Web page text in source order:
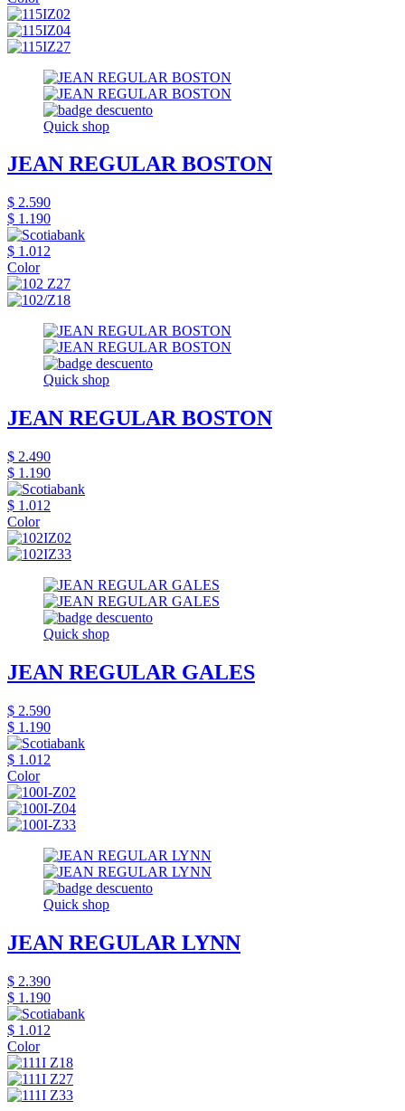
Quick shop
JEAN REGULAR BOSTON
$ 2.590
$ 1.190
$ 1.012
Color
Quick shop
JEAN REGULAR BOSTON
$ 2.490
$ 1.190
$ 1.012
Color
Quick shop
JEAN REGULAR GALES
$ 2.590
$ 1.190
$ 1.012
Color
Quick shop
JEAN REGULAR LYNN
$ 2.390
$ 1.190
$ 1.012
Color